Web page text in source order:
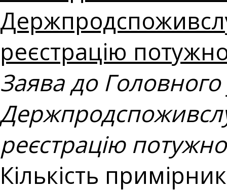
реєстрацію
Заява до
реєстрацію
Кількість